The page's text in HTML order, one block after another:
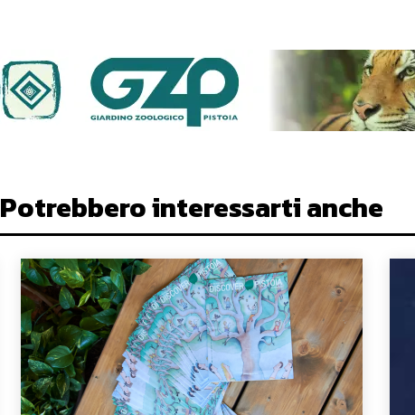
Potrebbero interessarti anche